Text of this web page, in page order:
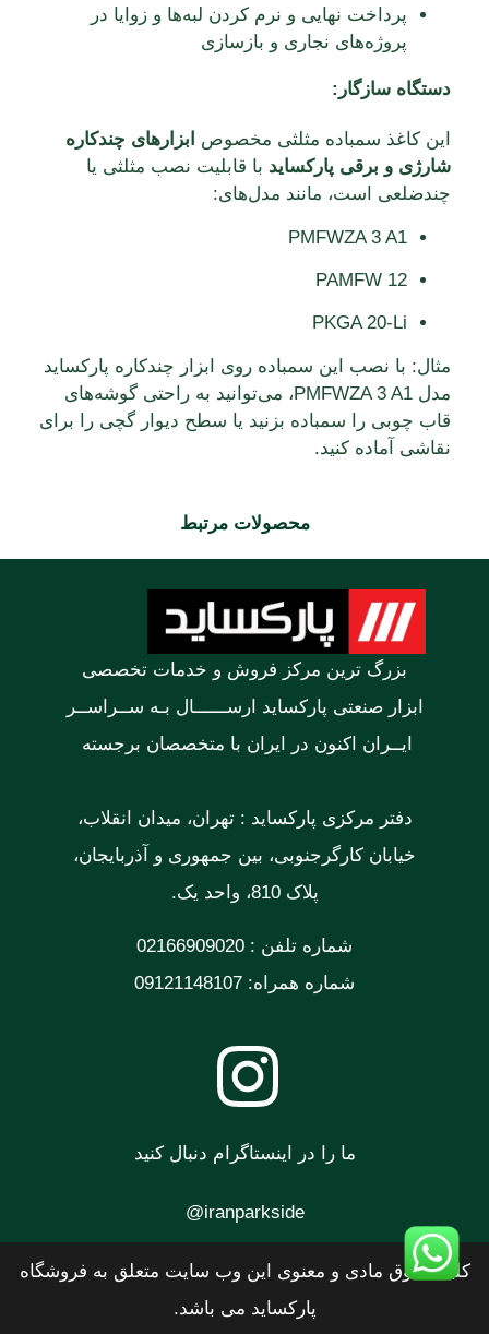
پرداخت نهایی و نرم کردن لبه‌ها و زوایا در
پروژه‌های نجاری و بازسازی
دستگاه سازگار:
این کاغذ سمباده مثلثی مخصوص
ابزارهای چندکاره
شارژی و برقی پارکساید با قابلیت نصب مثلثی یا
چندضلعی است، مانند مدل‌های:
PMFWZA 3 A1
PAMFW 12
PKGA 20-Li
مثال: با نصب این سمباده روی ابزار چندکاره پارکساید
مدل PMFWZA 3 A1، می‌توانید به راحتی گوشه‌های
قاب چوبی را سمباده بزنید یا سطح دیوار گچی را برای
نقاشی آماده کنید.
محصولات مرتبط
بزرگ ترین مرکز فروش و خدمات تخصصی
ابزار صنعتی پارکساید ارســــــال بـه ســراســر
ایــران اکنون در ایران با متخصصان برجسته
دفتر مرکزی پارکساید : تهران، میدان انقلاب،
خیابان کارگرجنوبی، بین جمهوری و آذربایجان،
پلاک 810، واحد یک.
شماره تلفن : 02166909020
شماره همراه: 09121148107
ما را در اینستاگرام دنبال کنید
iranparkside@
کلیه حقوق مادی و معنوی این وب سایت متعلق به فروشگاه
پارکساید می باشد.